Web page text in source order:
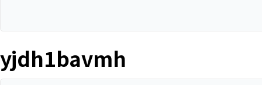
yjdh1bavmh